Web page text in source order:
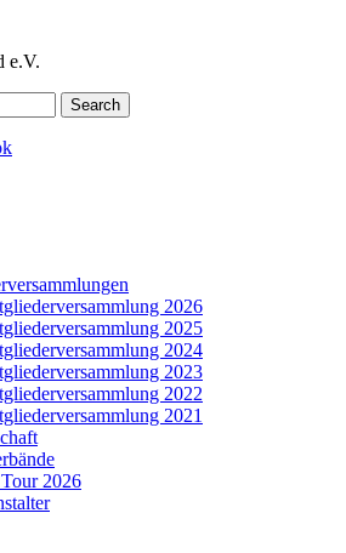
e.V.
2026
2025
2024
2023
2022
2021
2026